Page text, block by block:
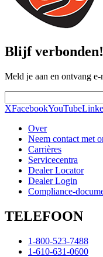
Blijf verbonden!
Meld je aan en ontvang
XFacebookYouTube
Over
Neem contact met
Carrières
Servicecentra
Dealer Locator
Dealer Login
Compliance-
TELEFOON
1-800-523-7488
1-610-631-0600